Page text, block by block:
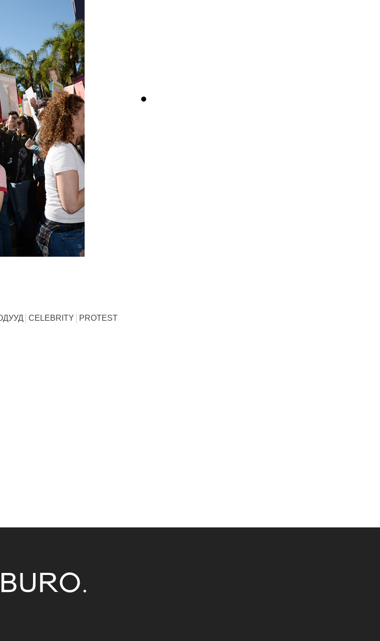
CELEBRITY
PROTEST